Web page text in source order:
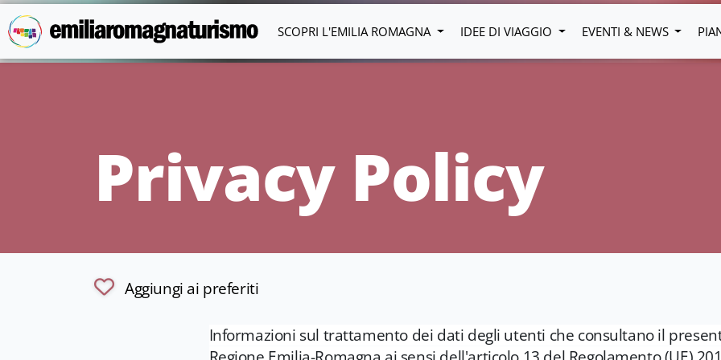
Vai al contenuto principale
SCOPRI L'EMILIA ROMAGNA IDEE DI VIAGGIO EVENTI & NEWS
Privacy Policy
Aggiungi ai preferiti
Informazioni sul trattamento dei dati degli utenti che consultano il